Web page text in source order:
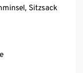
Sitzsack